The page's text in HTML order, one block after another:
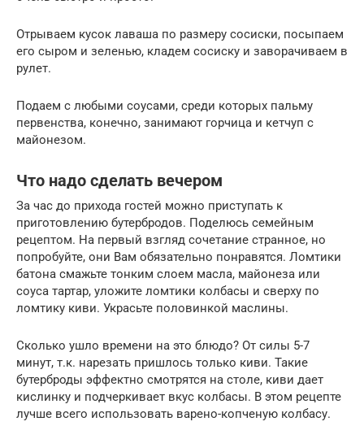
Отрываем кусок лаваша по размеру сосиски, посыпаем
его сыром и зеленью, кладем сосиску и заворачиваем в
рулет.
Подаем с любыми соусами, среди которых пальму
первенства, конечно, занимают горчица и кетчуп с
майонезом.
Что надо сделать вечером
За час до прихода гостей можно приступать к
приготовлению бутербродов. Поделюсь семейным
рецептом. На первый взгляд сочетание странное, но
попробуйте, они Вам обязательно понравятся. Ломтики
батона смажьте тонким слоем масла, майонеза или
соуса тартар, уложите ломтики колбасы и сверху по
ломтику киви. Украсьте половинкой маслины.
Сколько ушло времени на это блюдо? От силы 5-7
минут, т.к. нарезать пришлось только киви. Такие
бутерброды эффектно смотрятся на столе, киви дает
кислинку и подчеркивает вкус колбасы. В этом рецепте
лучше всего использовать варено-копченую колбасу.